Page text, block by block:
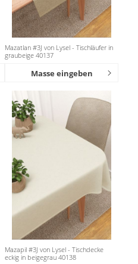
Mazatlan #3J von Lysel - Tischläufer in
graubeige 40137
Masse eingeben
Mazapil #3J von Lysel - Tischdecke
eckig in beigegrau 40138